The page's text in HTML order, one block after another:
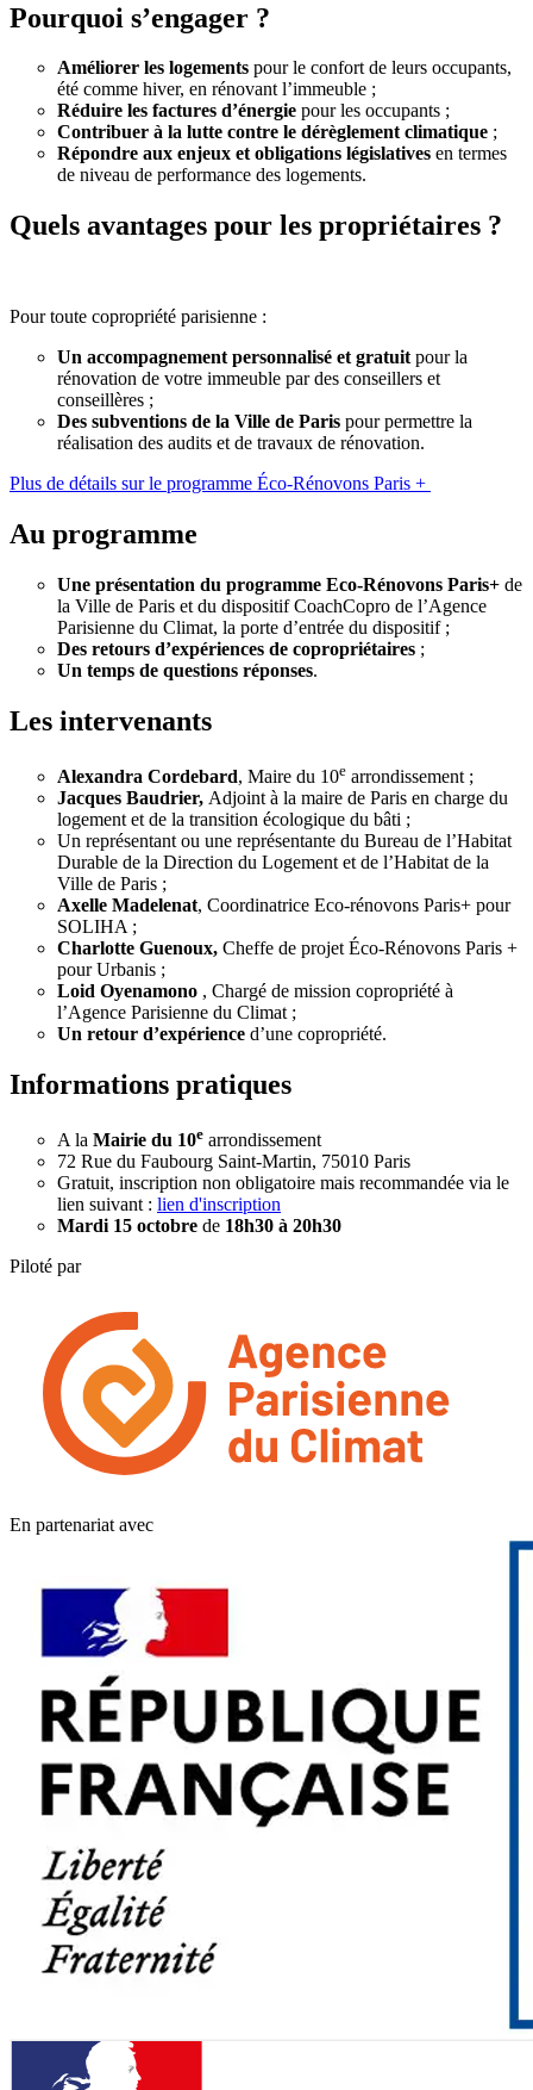
Pourquoi s’engager ?
Améliorer les logements pour le confort de leurs occupants,
été comme hiver, en rénovant l’immeuble ;
Réduire les factures d’énergie pour les occupants ;
Contribuer à la lutte contre le dérèglement climatique ;
Répondre aux enjeux et obligations législatives en termes
de niveau de performance des logements.
Quels avantages pour les propriétaires ?
Pour toute copropriété parisienne :
Un accompagnement personnalisé et gratuit pour la
rénovation de votre immeuble par des conseillers et
conseillères ;
Des subventions de la Ville de Paris pour permettre la
réalisation des audits et de travaux de rénovation.
Plus de détails sur le programme Éco-Rénovons Paris +
Au programme
Une présentation du programme Eco-Rénovons Paris+ de
la Ville de Paris et du dispositif CoachCopro de l’Agence
Parisienne du Climat, la porte d’entrée du dispositif ;
Des retours d’expériences de copropriétaires ;
Un temps de questions réponses.
Les intervenants
Alexandra Cordebard, Maire du 10e arrondissement ;
Jacques Baudrier, Adjoint à la maire de Paris en charge du
logement et de la transition écologique du bâti ;
Un représentant ou une représentante du Bureau de l’Habitat
Durable de la Direction du Logement et de l’Habitat de la
Ville de Paris ;
Axelle Madelenat, Coordinatrice Eco-rénovons Paris+ pour
SOLIHA ;
Charlotte Guenoux, Cheffe de projet Éco-Rénovons Paris +
pour Urbanis ;
Loid Oyenamono , Chargé de mission copropriété à
l’Agence Parisienne du Climat ;
Un retour d’expérience d’une copropriété.
Informations pratiques
A la Mairie du 10e arrondissement
72 Rue du Faubourg Saint-Martin, 75010 Paris
Gratuit, inscription non obligatoire mais recommandée via le
lien suivant : lien d'inscription
Mardi 15 octobre de 18h30 à 20h30
Piloté par
En partenariat avec